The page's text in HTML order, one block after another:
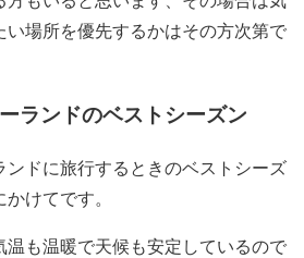
場所を優先するかはその方次第で
ランドのベストシーズン
ドに旅行するときのベストシーズ
けてです。
温も温暖で天候も安定しているので